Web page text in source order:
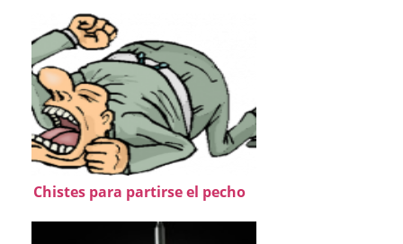
Chistes para partirse el pecho